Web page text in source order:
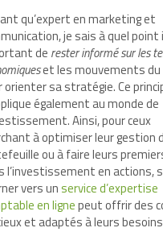
qu’expert en marketing et
je sais à quel point
de rester informé sur les
et les mouvements du
orienter sa stratégie. Ce
également au monde de
Ainsi, pour ceux
à optimiser leur gestion
ou à faire leurs
l’investissement en actions,
vers unservice d’expertise
en lignepeut offrir des
et adaptés à leurs